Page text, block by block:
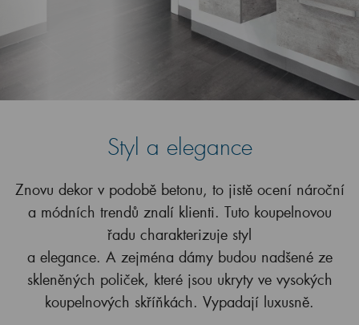
Styl a elegance
Znovu dekor v podobě betonu, to jistě ocení nároční
a módních trendů znalí klienti. Tuto koupelnovou
řadu charakterizuje styl
a elegance. A zejména dámy budou nadšené ze
skleněných poliček, které jsou ukryty ve vysokých
koupelnových skříňkách. Vypadají luxusně.